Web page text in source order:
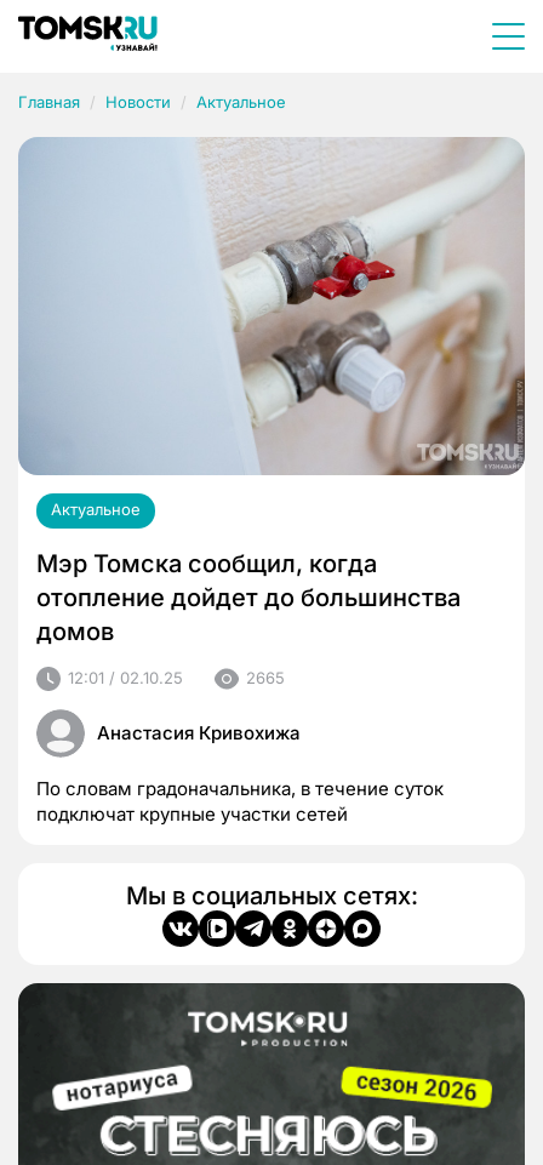
Главная Новости Актуальное
Актуальное
Мэр Томска сообщил, когда
отопление дойдет до большинства
домов
12:01 / 02.10.25 2665
Анастасия Кривохижа
По словам градоначальника, в течение суток
подключат крупные участки сетей
Мы в социальных сетях: